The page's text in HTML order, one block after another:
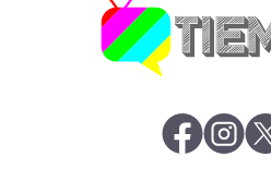
abre en